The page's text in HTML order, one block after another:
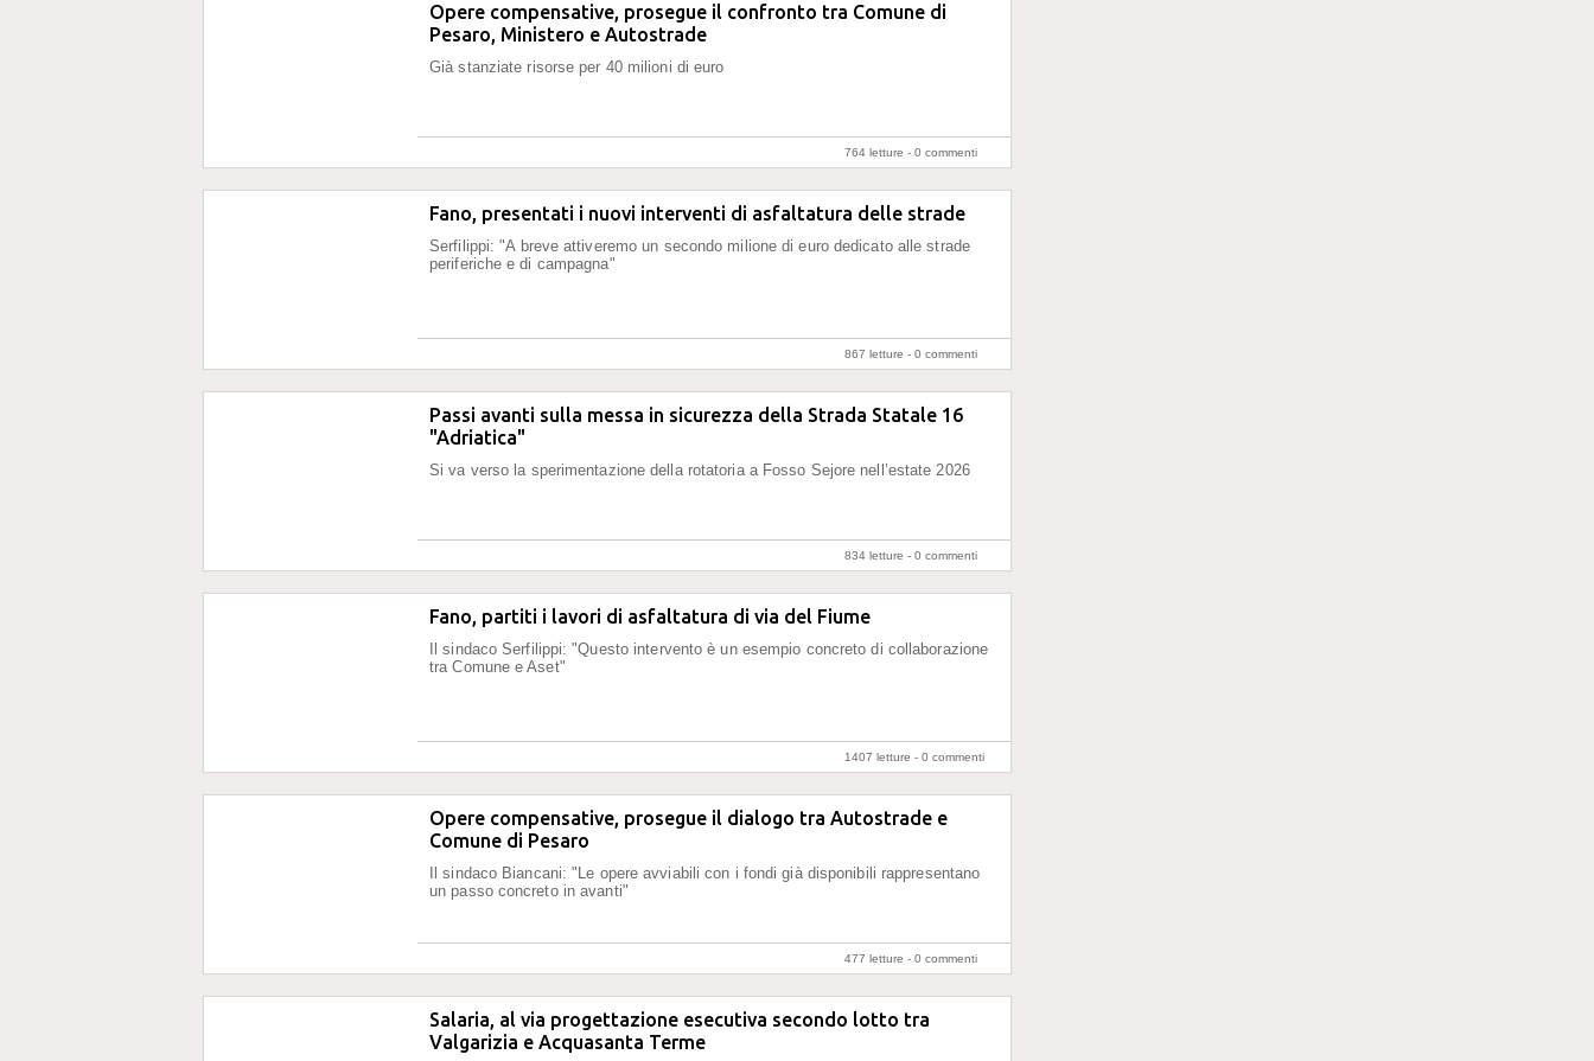
Opere compensative, prosegue il confronto tra Comune di
Pesaro, Ministero e Autostrade
Già stanziate risorse per 40 milioni di euro
764 letture - 0 commenti
Fano, presentati i nuovi interventi di asfaltatura delle strade
Serfilippi: "A breve attiveremo un secondo milione di euro dedicato alle strade
periferiche e di campagna"
867 letture - 0 commenti
Passi avanti sulla messa in sicurezza della Strada Statale 16
"Adriatica"
Si va verso la sperimentazione della rotatoria a Fosso Sejore nell’estate 2026
834 letture - 0 commenti
Fano, partiti i lavori di asfaltatura di via del Fiume
Il sindaco Serfilippi: "Questo intervento è un esempio concreto di collaborazione
tra Comune e Aset"
1407 letture - 0 commenti
Opere compensative, prosegue il dialogo tra Autostrade e
Comune di Pesaro
Il sindaco Biancani: "Le opere avviabili con i fondi già disponibili rappresentano
un passo concreto in avanti"
477 letture - 0 commenti
Salaria, al via progettazione esecutiva secondo lotto tra
Valgarizia e Acquasanta Terme